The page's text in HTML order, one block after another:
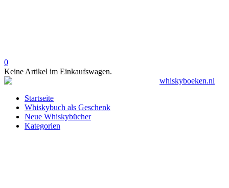
0
Keine Artikel im Einkaufswagen.
Startseite
Whiskybuch als Geschenk
Neue Whiskybücher
Kategorien